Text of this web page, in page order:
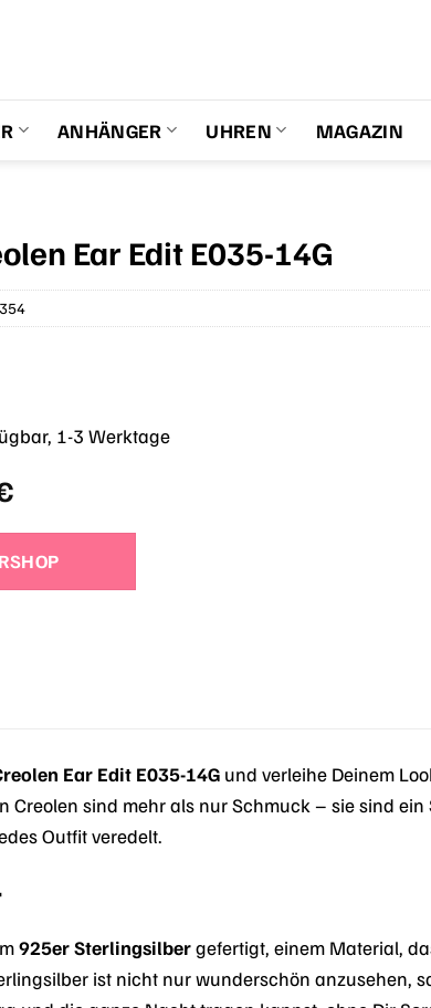
ANHÄNGER UHREN MAGAZIN
Ear Edit E035-14G
Aktueller
ist:
35,00 €.
1-3 Werktage
Ear Edit E035-14G und verleihe Deinem
sind mehr als nur Schmuck – sie sind ein
Outfit veredelt.
925er Sterlingsilbergefertigt, einem Material,
ist nicht nur wunderschön anzusehen,